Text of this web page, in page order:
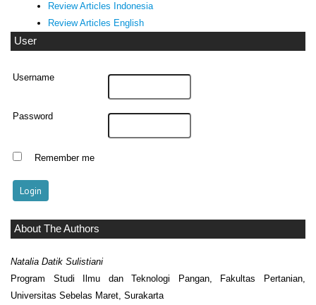
Review Articles Indonesia
Review Articles English
User
Username
Password
Remember me
About The Authors
Natalia Datik Sulistiani
Program Studi Ilmu dan Teknologi Pangan, Fakultas Pertanian,
Universitas Sebelas Maret, Surakarta